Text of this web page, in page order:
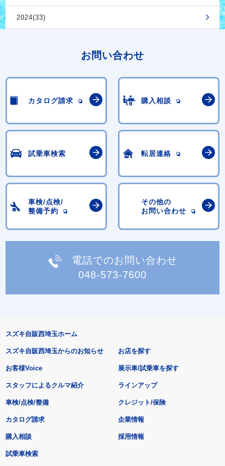
2024(33)
お問い合わせ
カタログ請求 購入相談
試乗車検索 転居連絡
車検/点検/
整備予約
その他の
お問い合わせ
電話でのお問い合わせ
048-573-7600
スズキ自販西埼玉ホーム
スズキ自販西埼玉からのお知らせ
お客様Voice
スタッフによるクルマ紹介
お店を探す
展示車/試乗車を探す
ラインアップ
車検/点検/整備 クレジット/保険
カタログ請求
購入相談
試乗車検索
企業情報
採用情報